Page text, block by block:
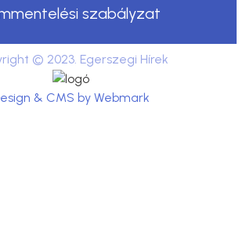
szabályzat
© 2023. Egerszegi Hírek
& CMS by Webmark